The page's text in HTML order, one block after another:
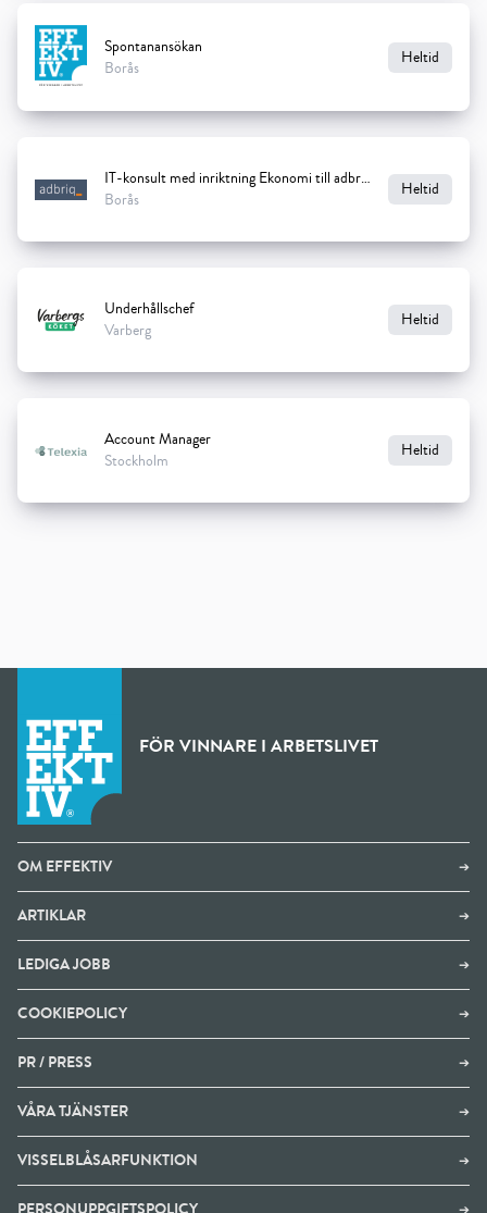
Spontanansökan
Borås
Heltid
IT-konsult med inriktning Ekonomi till adbriq
Borås
Heltid
Underhållschef
Varberg
Heltid
Account Manager
Stockholm
Heltid
FÖR VINNARE I ARBETSLIVET
OM EFFEKTIV ➔
ARTIKLAR ➔
LEDIGA JOBB ➔
COOKIEPOLICY ➔
PR / PRESS ➔
VÅRA TJÄNSTER ➔
VISSELBLÅSARFUNKTION ➔